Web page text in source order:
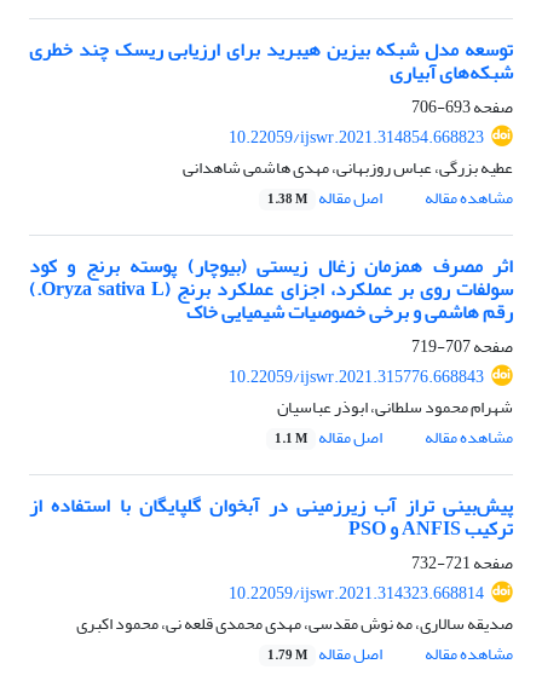
توسعه مدل شبکه بیزین هیبرید برای ارزیابی ریسک چند خطری
شبکه‌های آبیاری
صفحه693-706
10.22059/ijswr.2021.314854.668823
عطیه بزرگی، عباس روزبهانی، مهدی هاشمی شاهدانی
مشاهده مقاله
اصل مقاله 1.38 M
اثر مصرف همزمان زغال زیستی (بیوچار) پوسته برنج و کود
سولفات روی بر عملکرد، اجزای عملکرد برنج (Oryza sativa L.)
رقم هاشمی و برخی خصوصیات شیمیایی خاک
صفحه707-719
10.22059/ijswr.2021.315776.668843
شهرام محمود سلطانی، ابوذر عباسیان
مشاهده مقاله
اصل مقاله 1.1 M
پیش‌بینی تراز آب زیرزمینی در آبخوان گلپایگان با استفاده از
ترکیب ANFIS و PSO
صفحه721-732
10.22059/ijswr.2021.314323.668814
صدیقه سالاری، مه نوش مقدسی، مهدی محمدی قلعه نی، محمود اکبری
مشاهده مقاله
اصل مقاله 1.79 M